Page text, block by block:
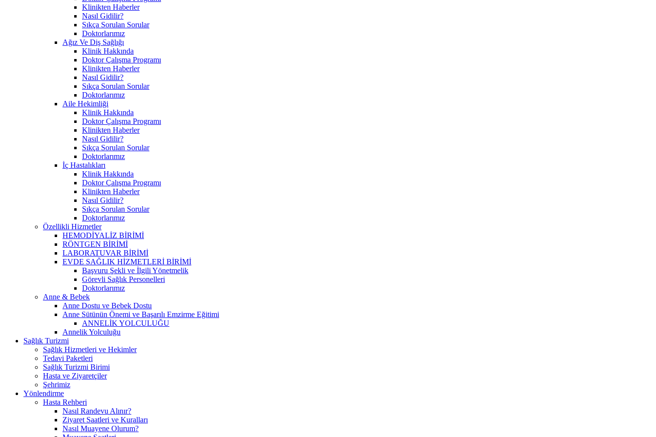
Klinikten Haberler
Nasıl Gidilir?
Sıkça Sorulan Sorular
Doktorlarımız
Ağız Ve Diş Sağlığı
Klinik Hakkında
Doktor Çalışma Programı
Klinikten Haberler
Nasıl Gidilir?
Sıkça Sorulan Sorular
Doktorlarımız
Aile Hekimliği
Klinik Hakkında
Doktor Çalışma Programı
Klinikten Haberler
Nasıl Gidilir?
Sıkça Sorulan Sorular
Doktorlarımız
İç Hastalıkları
Klinik Hakkında
Doktor Çalışma Programı
Klinikten Haberler
Nasıl Gidilir?
Sıkça Sorulan Sorular
Doktorlarımız
Özellikli Hizmetler
HEMODİYALİZ BİRİMİ
RÖNTGEN BİRİMİ
LABORATUVAR BİRİMİ
EVDE SAĞLIK HİZMETLERİ BİRİMİ
Başvuru Şekli ve İlgili Yönetmelik
Görevli Sağlık Personelleri
Doktorlarımız
Anne & Bebek
Anne Dostu ve Bebek Dostu
Anne Sütünün Önemi ve Başarılı Emzirme Eğitimi
ANNELİK YOLCULUĞU
Annelik Yolculuğu
Sağlık Turizmi
Sağlık Hizmetleri ve Hekimler
Tedavi Paketleri
Sağlık Turizmi Birimi
Hasta ve Ziyaretçiler
Şehrimiz
Yönlendirme
Hasta Rehberi
Nasıl Randevu Alınır?
Ziyaret Saatleri ve Kuralları
Nasıl Muayene Olurum?